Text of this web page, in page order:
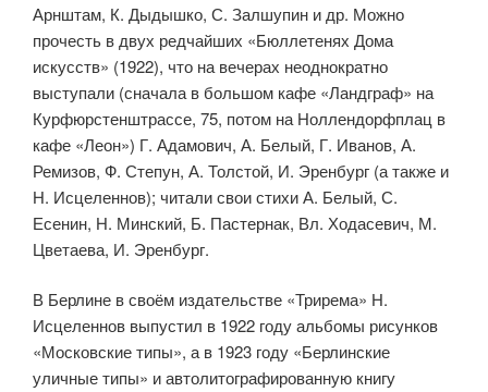
Арнштам, К. Дыдышко, С. Залшупин и др. Можно
прочесть в двух редчайших «Бюллетенях Дома
искусств» (1922), что на вечерах неоднократно
выступали (сначала в большом кафе «Ландграф» на
Курфюрстенштрассе, 75, потом на Ноллендорфплац в
кафе «Леон») Г. Адамович, А. Белый, Г. Иванов, А.
Ремизов, Ф. Степун, А. Толстой, И. Эренбург (а также и
Н. Исцеленнов); читали свои стихи А. Белый, С.
Есенин, Н. Минский, Б. Пастернак, Вл. Ходасевич, М.
Цветаева, И. Эренбург.
В Берлине в своём издательстве «Трирема» Н.
Исцеленнов выпу­стил в 1922 году альбомы рисунков
«Московские типы», а в 1923 году «Берлинские
уличные типы» и автолитографированную книгу